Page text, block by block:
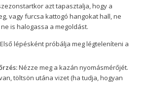
azt tapasztalja, hogy a
vagy furcsa kattogó hangokat hall, ne
is halogassa a megoldást.
lépésként próbálja meg légteleníteni a
Nézze meg a kazán nyomásmérőjét.
töltsön utána vizet (ha tudja, hogyan